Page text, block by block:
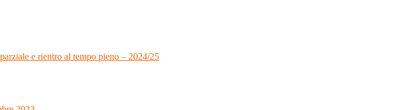
e rientro al tempo pieno – 2024/25